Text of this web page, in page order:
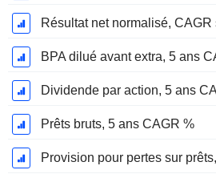
Résultat net normalisé, CAGR
BPA dilué avant extra, 5 ans
Dividende par action, 5 ans
Prêts bruts, 5 ans CAGR %
Provision pour pertes sur